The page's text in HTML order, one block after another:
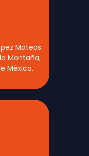
Mateos
Montaña,
México,